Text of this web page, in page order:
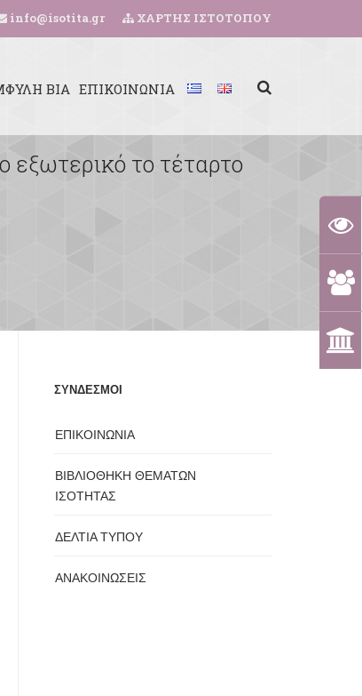
info@isotita.gr ΧΑΡΤΗΣ ΙΣΤΟΤΟΠΟΥ
ΒΙΑ ΕΠΙΚΟΙΝΩΝΙΑ
εξωτερικό το τέταρτο
ΣΥΝΔΕΣΜΟΙ
ΕΠΙΚΟΙΝΩΝΙΑ
ΒΙΒΛΙΟΘΗΚΗ ΘΕΜΑΤΩΝ
ΙΣΟΤΗΤΑΣ
ΔΕΛΤΙΑ ΤΥΠΟΥ
ΑΝΑΚΟΙΝΩΣΕΙΣ